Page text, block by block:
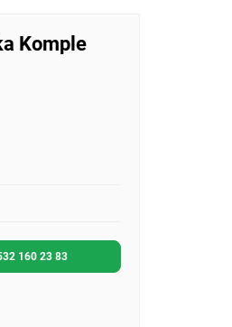
Komple
160 23 83